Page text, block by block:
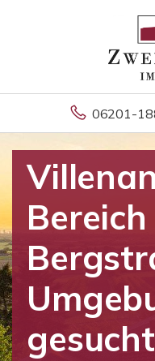
06201-
gesucht